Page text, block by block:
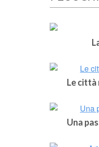
Le città
Una